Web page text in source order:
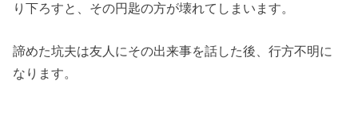
り下ろすと、その円匙の方が壊れてしまいます。
諦めた坑夫は友人にその出来事を話した後、行方不明に
なります。